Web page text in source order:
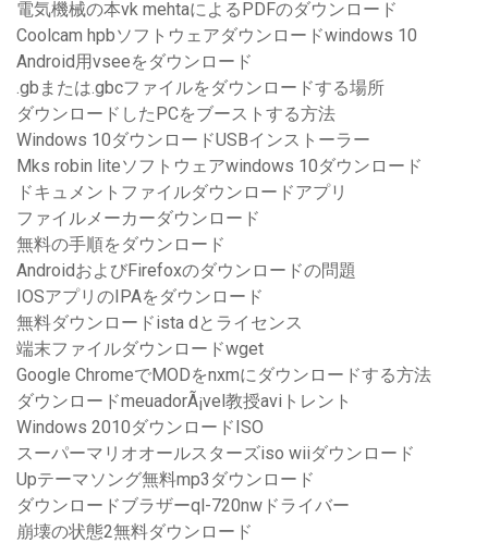
電気機械の本vk mehtaによるPDFのダウンロード
Coolcam hpbソフトウェアダウンロードwindows 10
Android用vseeをダウンロード
.gbまたは.gbcファイルをダウンロードする場所
ダウンロードしたPCをブーストする方法
Windows 10ダウンロードUSBインストーラー
Mks robin liteソフトウェアwindows 10ダウンロード
ドキュメントファイルダウンロードアプリ
ファイルメーカーダウンロード
無料の手順をダウンロード
AndroidおよびFirefoxのダウンロードの問題
IOSアプリのIPAをダウンロード
無料ダウンロードista dとライセンス
端末ファイルダウンロードwget
Google ChromeでMODをnxmにダウンロードする方法
ダウンロードmeuadorÃ¡vel教授aviトレント
Windows 2010ダウンロードISO
スーパーマリオオールスターズiso wiiダウンロード
Upテーマソング無料mp3ダウンロード
ダウンロードブラザーql-720nwドライバー
崩壊の状態2無料ダウンロード